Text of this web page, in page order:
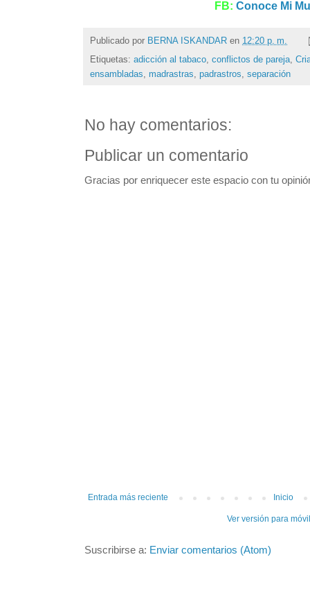
FB:Conoce Mi
Publicado por BERNA ISKANDAR en 12:20 p. m.
Etiquetas: adicción al tabaco, conflictos de pareja,
ensambladas, madrastras, padrastros, separación
No hay comentarios:
Publicar un comentario
Gracias por enriquecer este espacio con tu
Entrada más reciente Inicio
Ver versión para
Suscribirse a: Enviar comentarios (Atom)